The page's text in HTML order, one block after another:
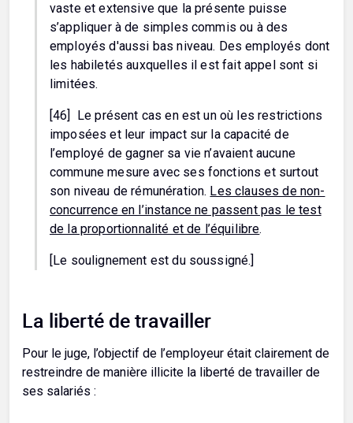
vaste et extensive que la présente puisse
s’appliquer à de simples commis ou à des
employés d'aussi bas niveau. Des employés dont
les habiletés auxquelles il est fait appel sont si
limitées.
[46] Le présent cas en est un où les restrictions
imposées et leur impact sur la capacité de
l’employé de gagner sa vie n’avaient aucune
commune mesure avec ses fonctions et surtout
son niveau de rémunération. Les clauses de non-
concurrence en l’instance ne passent pas le test
de la proportionnalité et de l’équilibre.
[Le soulignement est du soussigné.]
La liberté de travailler
Pour le juge, l’objectif de l’employeur était clairement de
restreindre de manière illicite la liberté de travailler de
ses salariés :